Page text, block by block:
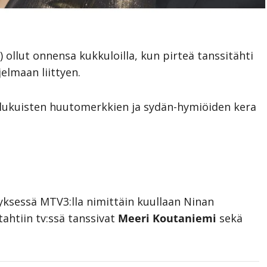
ollut onnensa kukkuloilla, kun pirteä tanssitähti
liittyen.
huutomerkkien ja sydän-hymiöiden kera
MTV3:lla nimittäin kuullaan Ninan
tv:ssä tanssivat Meeri Koutaniemi sekä